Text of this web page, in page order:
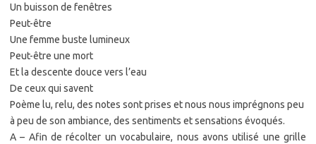
Un buisson de fenêtres
Peut-être
Une femme buste lumineux
Peut-être une mort
Et la descente douce vers l’eau
De ceux qui savent
Poème lu, relu, des notes sont prises et nous nous imprégnons peu
à peu de son ambiance, des sentiments et sensations évoqués.
A – Afin de récolter un vocabulaire, nous avons utilisé une grille